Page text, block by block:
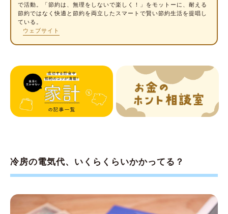
温度設定を１℃下げると電気代はいくら変わ
る？
の効き目が落ちているからかも
冷房の電気代、安くなるのは？⑤風量
温度設定を変える前に、まず風量の調節を
最新機種じゃなくても節電効果は十分
複数の部屋で冷房の効果を発揮したいなら、
冷房の節電は無理のない範囲で取り組もう
で活動。「節約は、無理をしないで楽しく！」をモットーに、耐える
節約ではなく快適と節約を両立したスマートで賢い節約生活を提唱し
ている。
ウェブサイト
冷房の電気代、いくらくらいかかってる？